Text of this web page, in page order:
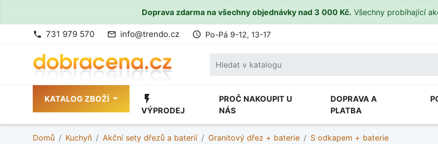
Doprava zdarma na všechny objednávky nad 3 000 Kč. Všechny probíhající
phone 731 979 570 mail_outline info@trendo.cz access_time Po-Pá 9-12, 13-17
KATALOG ZBOŽÍ flash_on
VÝPRODEJ
PROČ NAKOUPIT U
NÁS
DOPRAVA A
PLATBA
Domů Kuchyň Akční sety dřezů a baterií Granitový dřez + baterie
S odkapem + baterie